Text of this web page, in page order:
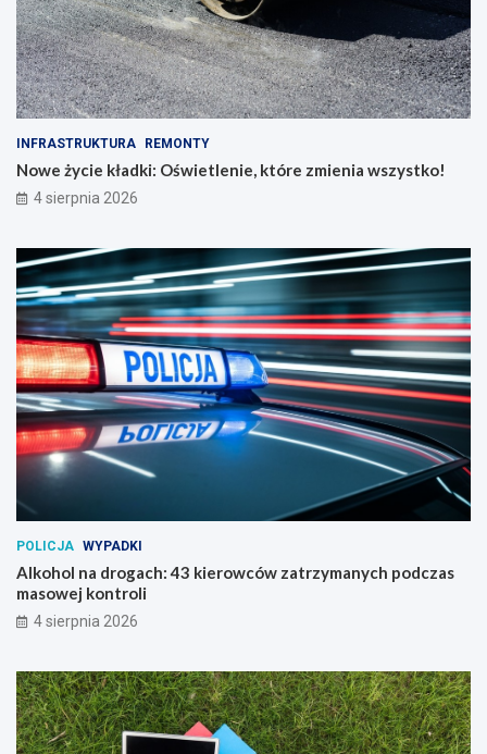
INFRASTRUKTURA REMONTY
Nowe życie kładki: Oświetlenie, które zmienia wszystko!
4 sierpnia 2026
POLICJA WYPADKI
Alkohol na drogach: 43 kierowców zatrzymanych podczas
masowej kontroli
4 sierpnia 2026